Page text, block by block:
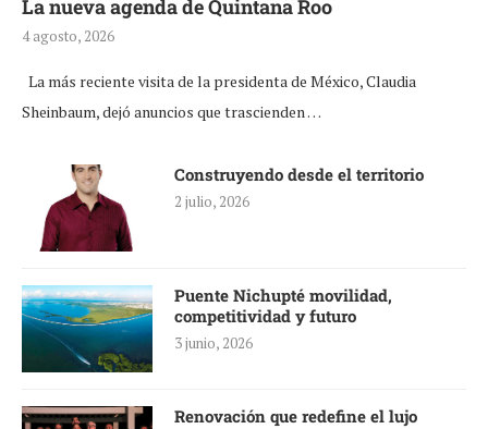
La nueva agenda de Quintana Roo
4 agosto, 2026
La más reciente visita de la presidenta de México, Claudia
Sheinbaum, dejó anuncios que trascienden …
Construyendo desde el territorio
2 julio, 2026
Puente Nichupté movilidad,
competitividad y futuro
3 junio, 2026
Renovación que redefine el lujo